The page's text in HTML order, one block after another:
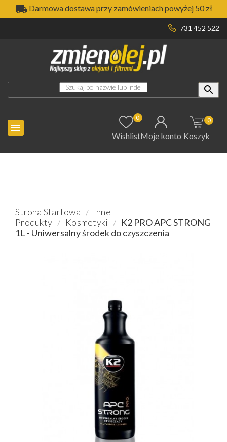
 Darmowa dostawa przy zamówieniach powyżej 50 zł
731 452 522


0
WishlistMoje konto Koszyk
0
Strona Startowa
Inne
Produkty
Kosmetyki
K2 PRO APC STRONG
1L - Uniwersalny środek do czyszczenia